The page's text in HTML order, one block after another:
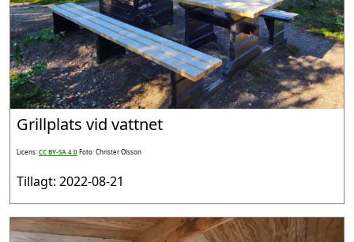
Grillplats vid vattnet
Licens:CC BY-SA 4.0Foto: Christer Olsson
Tillagt: 2022-08-21